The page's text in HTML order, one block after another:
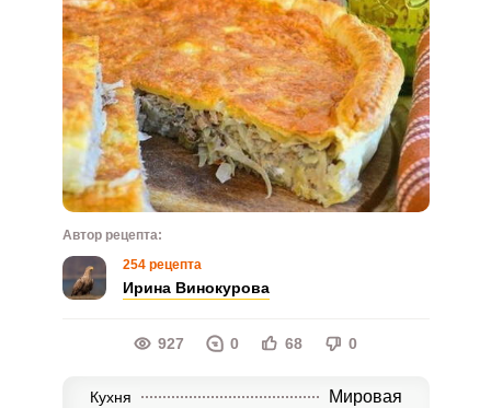
Автор рецепта:
254 рецепта
Ирина Винокурова
927 0 68 0
Кухня Мировая